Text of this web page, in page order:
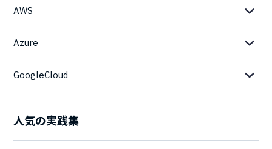
AWS
Azure
GoogleCloud
人気の実践集